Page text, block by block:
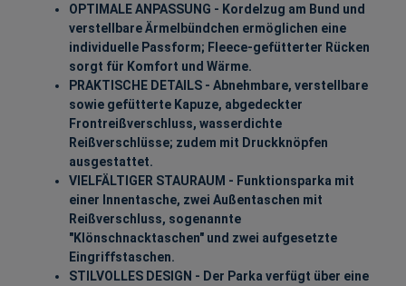
OPTIMALE ANPASSUNG - Kordelzug am Bund und
verstellbare Ärmelbündchen ermöglichen eine
individuelle Passform; Fleece-gefütterter Rücken
sorgt für Komfort und Wärme.
PRAKTISCHE DETAILS - Abnehmbare, verstellbare
sowie gefütterte Kapuze, abgedeckter
Frontreißverschluss, wasserdichte
Reißverschlüsse; zudem mit Druckknöpfen
ausgestattet.
VIELFÄLTIGER STAURAUM - Funktionsparka mit
einer Innentasche, zwei Außentaschen mit
Reißverschluss, sogenannte
"Klönschnacktaschen" und zwei aufgesetzte
Eingriffstaschen.
STILVOLLES DESIGN - Der Parka verfügt über eine